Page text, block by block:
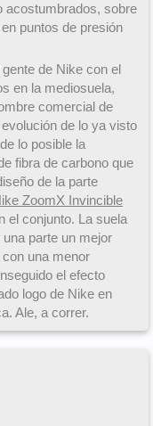
acostumbrados, sobre
puntos de presión
de Nike con el
en la mediosuela,
comercial de
de lo ya visto
lo posible la
fibra de carbono que
de la parte
ZoomX Invincible
el conjunto. La suela
parte un mejor
una menor
el efecto
logo de Nike en
Ale, a correr.